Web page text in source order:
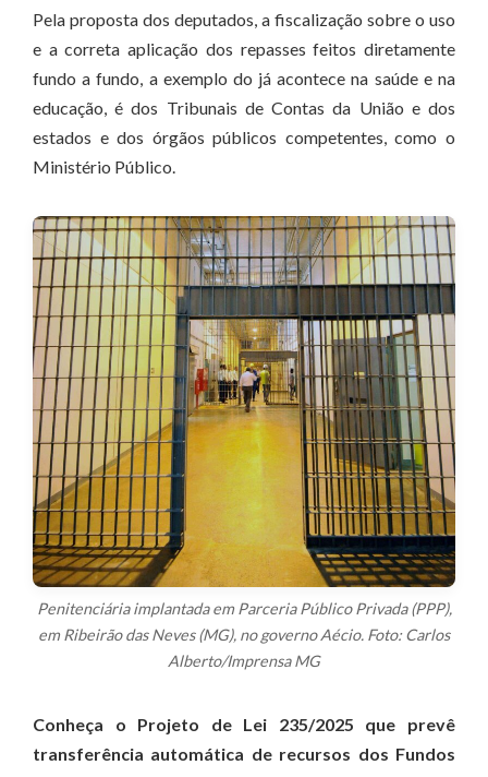
Pela proposta dos deputados, a fiscalização sobre o uso
e a correta aplicação dos repasses feitos diretamente
fundo a fundo, a exemplo do já acontece na saúde e na
educação, é dos Tribunais de Contas da União e dos
estados e dos órgãos públicos competentes, como o
Ministério Público.
Penitenciária implantada em Parceria Público Privada (PPP),
em Ribeirão das Neves (MG), no governo Aécio. Foto: Carlos
Alberto/Imprensa MG
Conheça o Projeto de Lei 235/2025 que prevê
transferência automática de recursos dos Fundos